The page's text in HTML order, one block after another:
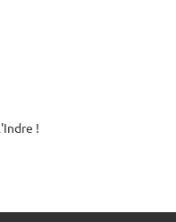
!